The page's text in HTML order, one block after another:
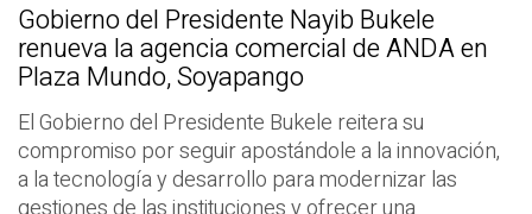
Gobierno del Presidente Nayib Bukele
renueva la agencia comercial de ANDA en
Plaza Mundo, Soyapango
El Gobierno del Presidente Bukele reitera su
compromiso por seguir apostándole a la innovación,
a la tecnología y desarrollo para modernizar las